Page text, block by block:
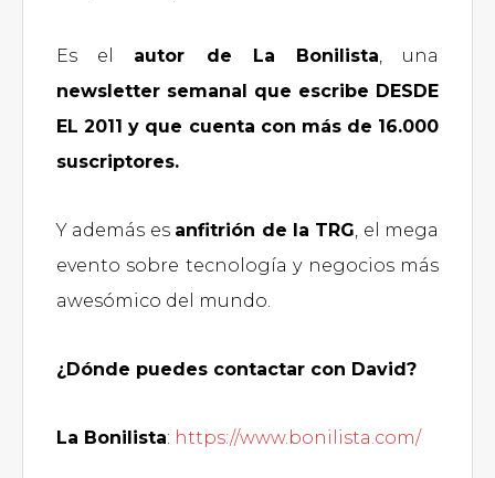
Es el autor de La Bonilista, una
newsletter semanal que escribe DESDE
EL 2011 y que cuenta con más de 16.000
suscriptores.
Y además es anfitrión de la TRG, el mega
evento sobre tecnología y negocios más
awesómico del mundo.
¿Dónde puedes contactar con David?
La Bonilista: https://www.bonilista.com/